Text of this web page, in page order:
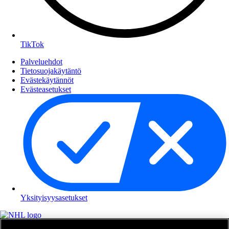
TikTok
Palveluehdot
Tietosuojakäytäntö
Evästekäytännöt
Evästeasetukset
Yksityisyysasetukset